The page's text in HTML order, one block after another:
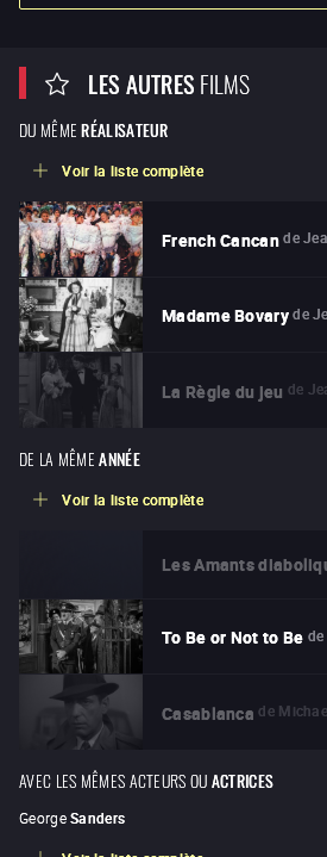
LES AUTRESFILMS
DU MÊME RÉALISATEUR
Voir la liste complète
French Cancan de
Madame Bovary de
La Règle du jeu de
DE LA MÊME ANNÉE
Voir la liste complète
Les Amants
To Be or Not to Be de
Casablanca de
AVEC LES MÊMES ACTEURS OUACTRICES
George Sanders